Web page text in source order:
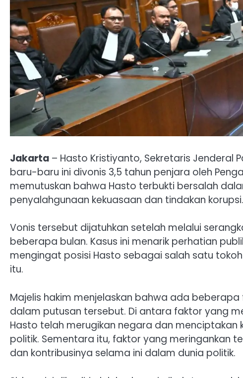
Jakarta – Hasto Kristiyanto, Sekretaris Jenderal
baru-baru ini divonis 3,5 tahun penjara oleh
memutuskan bahwa Hasto terbukti bersalah
penyalahgunaan kekuasaan dan tindakan korupsi.
Vonis tersebut dijatuhkan setelah melalui
beberapa bulan. Kasus ini menarik perhatian
mengingat posisi Hasto sebagai salah satu
itu.
Majelis hakim menjelaskan bahwa ada
dalam putusan tersebut. Di antara faktor yang
Hasto telah merugikan negara dan
politik. Sementara itu, faktor yang meringankan
dan kontribusinya selama ini dalam dunia politik.